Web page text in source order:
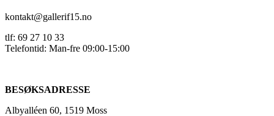
kontakt@gallerif15.no
tlf: 69 27 10 33
Telefontid: Man-fre 09:00-15:00
BESØKSADRESSE
Albyalléen 60, 1519 Moss